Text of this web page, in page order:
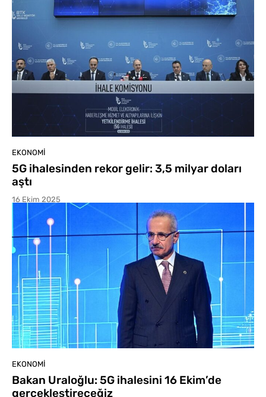
EKONOMI
5G ihalesinden rekor gelir: 3,5 milyar doları
aştı
16 Ekim 2025
EKONOMI
Bakan Uraloğlu: 5G ihalesini 16 Ekim’de
gerçekleştireceğiz